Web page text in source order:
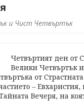
и Чист Четвъртък
Четвъртият ден от
Велики Четвъртък
от
–
Вечеря, на